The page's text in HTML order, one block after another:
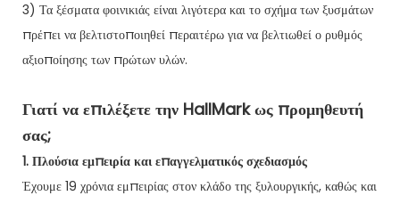
3) Τα ξέσματα φοινικιάς είναι λιγότερα και το σχήμα των ξυσμάτων
πρέπει να βελτιστοποιηθεί περαιτέρω για να βελτιωθεί ο ρυθμός
αξιοποίησης των πρώτων υλών.
Γιατί να επιλέξετε την HallMark ως προμηθευτή
σας;
1. Πλούσια εμπειρία και επαγγελματικός σχεδιασμός
Έχουμε 19 χρόνια εμπειρίας στον κλάδο της ξυλουργικής, καθώς και